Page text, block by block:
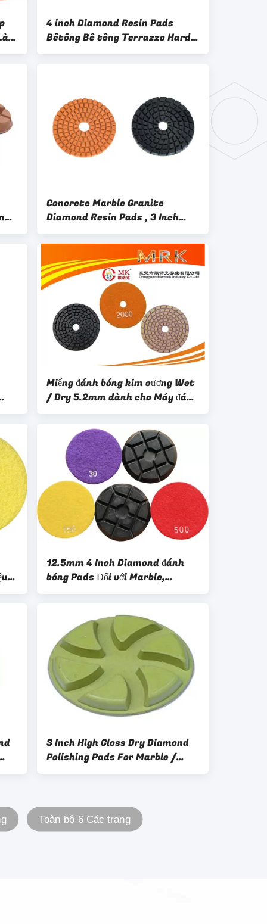
4 inch Diamond Resin Pads
Bêtông Bê tông Terrazzo Hard
Polishing Pad
Concrete Marble Granite
Diamond Resin Pads , 3 Inch
Abrasive Polishing Pads
Miếng đánh bóng kim cương Wet
/ Dry 5.2mm dành cho Máy đánh
bóng bê tông / Terrazzo
12.5mm 4 Inch Diamond đánh
bóng Pads Đối với Marble,
Granite, Terrazzo
3 Inch High Gloss Dry Diamond
Polishing Pads For Marble /
Concrete
Toàn bộ 6 Các trang